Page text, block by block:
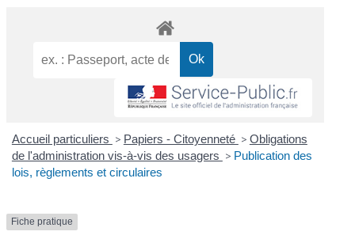
Accueil particuliers > Papiers - Citoyenneté > Obligations
de l'administration vis-à-vis des usagers > Publication des
lois, règlements et circulaires
Fiche pratique